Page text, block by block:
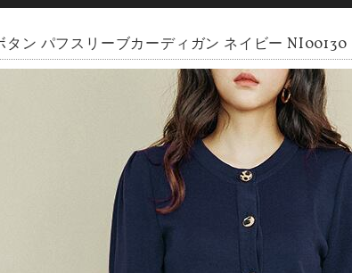
タン パフスリーブカーディガン ネイビー NI00130